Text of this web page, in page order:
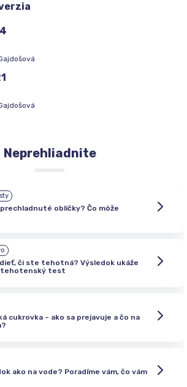
Neprehliadnite
obličky? Čo môže
či ste tehotná? Výsledok ukáže
tehotenský test
cukrovka – ako sa prejavuje a čo na
ako na vode? Poradíme vám, čo vám